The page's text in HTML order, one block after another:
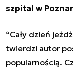
szpital w
“Cały dzień
twierdzi autor
popularnością.